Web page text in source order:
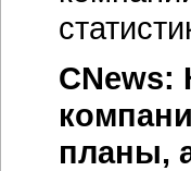
CNews:
планы,